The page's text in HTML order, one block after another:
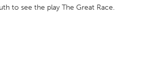
to see the play The Great Race.